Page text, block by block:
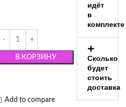
В КОРЗИНУ
Add to compare
идёт
в
комплекте
Сколько
будет
стоить
доставка